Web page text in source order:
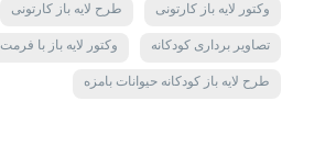
وکتور لایه باز کارتونی طرح لایه باز کارتونی
تصاویر برداری کودکانه وکتور لایه باز با فرمت eps
طرح لایه باز کودکانه حیوانات بامزه